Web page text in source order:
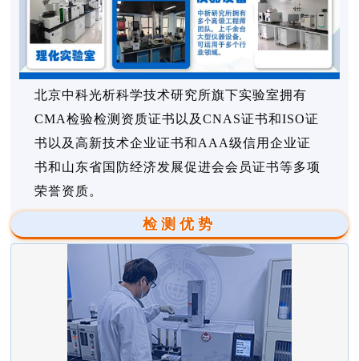
北京中科光析科学技术研究所旗下实验室拥有
CMA检验检测资质证书以及CNAS证书和ISO证
书以及高新技术企业证书和AAA级信用企业证
书和山东省国防经济发展促进会会员证书等多项
荣誉资质。
检测优势